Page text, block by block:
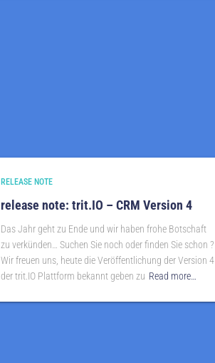
RELEASE NOTE
release note: trit.IO – CRM Version 4
Das Jahr geht zu Ende und wir haben frohe Botschaft
zu verkünden… Suchen Sie noch oder finden Sie schon ?
Wir freuen uns, heute die Veröffentlichung der Version 4
der trit.IO Plattform bekannt geben zu Read more…